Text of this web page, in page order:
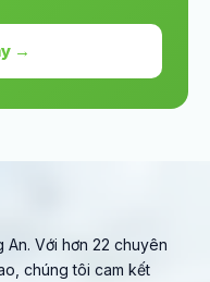
→
An. Với hơn 22 chuyên
chúng tôi cam kết